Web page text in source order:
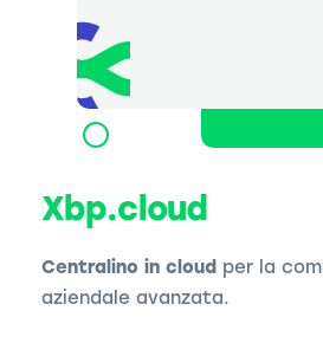
Xbp.cloud
Centralino in cloud per la
aziendale avanzata.